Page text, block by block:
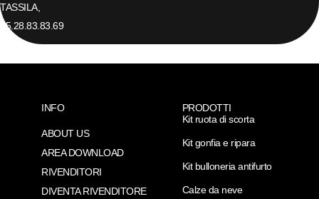
TASSILA,
05.28.83.83.69
INFO
ABOUT US
AREA DOWNLOAD
RIVENDITORI
DIVENTA RIVENDITORE
PRODOTTI
Kit ruota di scorta
Kit gonfia e ripara
Kit bulloneria antifurto
Calze da neve